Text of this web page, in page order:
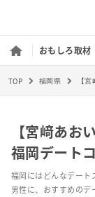
おもしろ取材
TOP 福岡県
【宮﨑あお
福岡デート
福岡にはどんなデー
男性に、おすすめのデ